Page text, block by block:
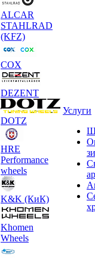
ALCAR
STAHLRAD
(KFZ)
COX
DEZENT
DOTZ
HRE
Performance
wheels
K&K (КиК)
Khomen
Wheels
Услуги